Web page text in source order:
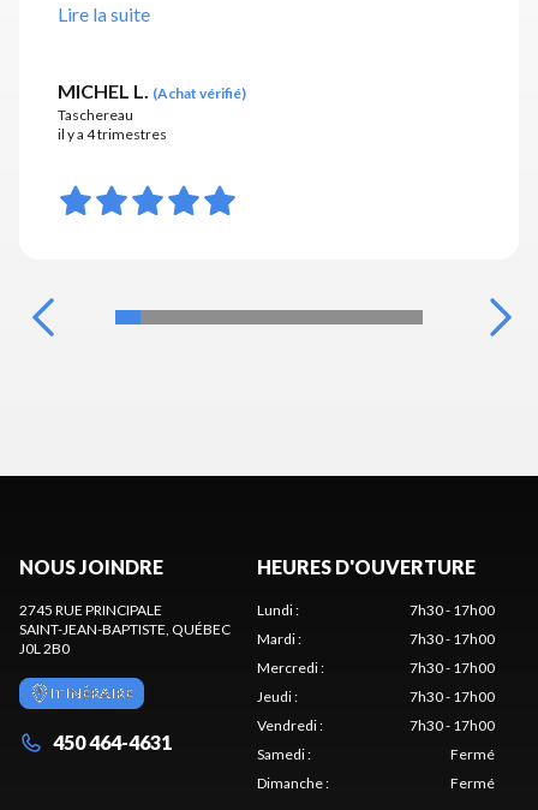
Lire la suite
MICHEL L. (Achat vérifié)
Taschereau
il y a 4 trimestres
NOUS JOINDRE
2745 RUE PRINCIPALE
SAINT-JEAN-BAPTISTE , QUÉBEC
J0L 2B0
ITINÉRAIRE
450 464-4631
HEURES D'OUVERTURE
Lundi:
7h30 - 17h00
Mardi:
7h30 - 17h00
Mercredi:
7h30 - 17h00
Jeudi:
7h30 - 17h00
Vendredi:
7h30 - 17h00
Samedi:
Fermé
Dimanche: Fermé